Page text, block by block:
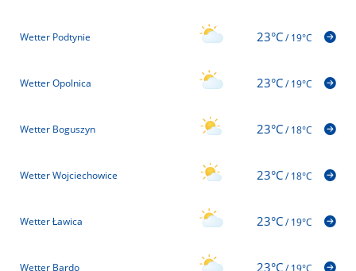
Wetter Podtynie 23°C/19°C
Wetter Opolnica 23°C/19°C
Wetter Boguszyn 23°C/18°C
Wetter Wojciechowice 23°C/18°C
Wetter Ławica 23°C/19°C
Wetter Bardo 23°C